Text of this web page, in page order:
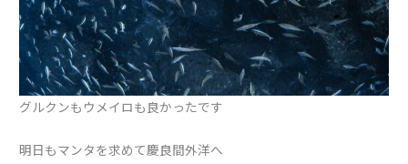
グルクンもウメイロも良かったです
明日もマンタを求めて慶良間外洋へ